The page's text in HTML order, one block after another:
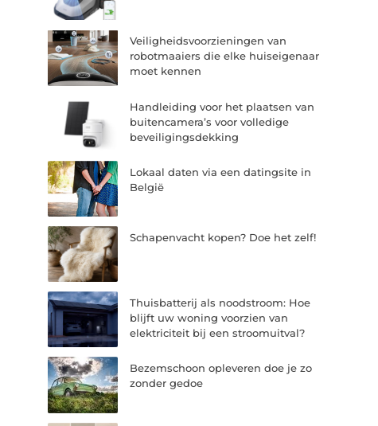
Veiligheidsvoorzieningen van
robotmaaiers die elke huiseigenaar
moet kennen
Handleiding voor het plaatsen van
buitencamera’s voor volledige
beveiligingsdekking
Lokaal daten via een datingsite in
België
Schapenvacht kopen? Doe het zelf!
Thuisbatterij als noodstroom: Hoe
blijft uw woning voorzien van
elektriciteit bij een stroomuitval?
Bezemschoon opleveren doe je zo
zonder gedoe